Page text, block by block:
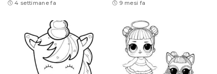
4 settimane fa 9 mesi fa